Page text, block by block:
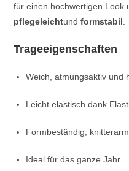
für einen hochwertigen Look
pflegeleichtundformstabil
Trageeigenschaften
Weich, atmungsaktiv und
Leicht elastisch dank
Formbeständig,
Ideal für das ganze Jahr